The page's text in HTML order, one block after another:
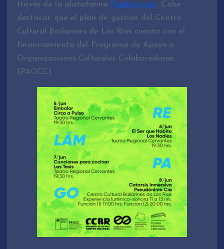
través de la plataforma
Passline.com. Cabe
destacar. que el plan de gestión del Centro
Cultural Bailarines de Los Ríos cuenta con el
financiamiento del Programa de Apoyo a
Organizaciones Culturales Colaboradoras
(PAOCC).